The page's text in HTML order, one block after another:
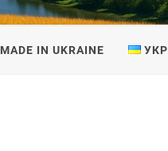
MADE IN UKRAINE УКР